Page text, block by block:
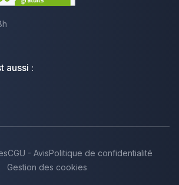
aussi :
CGU - AvisPolitique de confidentialité
Gestion des cookies